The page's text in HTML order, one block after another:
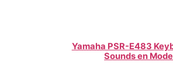
Yamaha PSR-E483
Sounds en